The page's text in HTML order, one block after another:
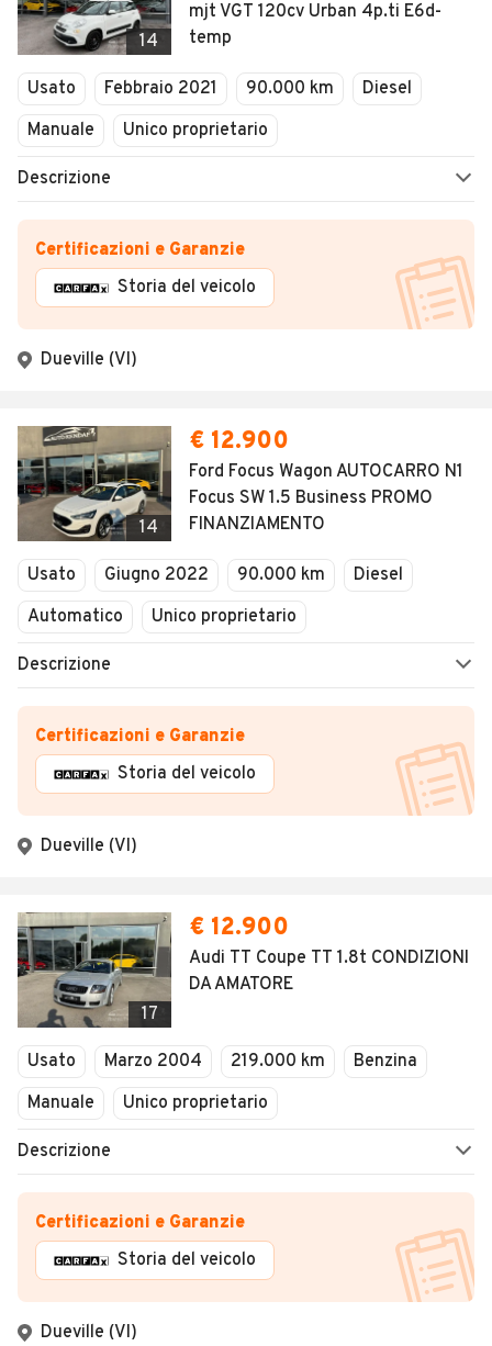
14
mjt VGT 120cv Urban 4p.ti E6d-
temp
Usato Febbraio 2021 90.000 km
Diesel
Manuale
Unico proprietario
Descrizione
Certificazioni e Garanzie
Storia del veicolo
Dueville (VI)
14
€ 12.900
Ford Focus Wagon AUTOCARRO N1
Focus SW 1.5 Business PROMO
FINANZIAMENTO
Usato Giugno 2022 90.000 km
Diesel
Automatico
Unico proprietario
Descrizione
Certificazioni e Garanzie
Storia del veicolo
Dueville (VI)
17
€ 12.900
Audi TT Coupe TT 1.8t CONDIZIONI
DA AMATORE
Usato Marzo 2004 219.000 km
Benzina
Manuale
Unico proprietario
Descrizione
Certificazioni e Garanzie
Storia del veicolo
Dueville (VI)